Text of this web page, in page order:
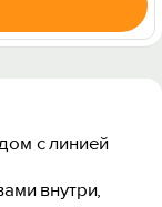
с линией
внутри,